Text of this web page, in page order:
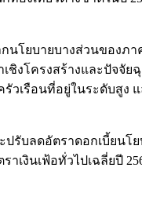
ยบายบางส่วนของภ
งโครงสร้างและปัจจั
วเรือนที่อยู่ในระดับ
บลดอัตราดอกเบี้ยนโ
งินเฟ้อทั่วไปเฉลี่ยปี